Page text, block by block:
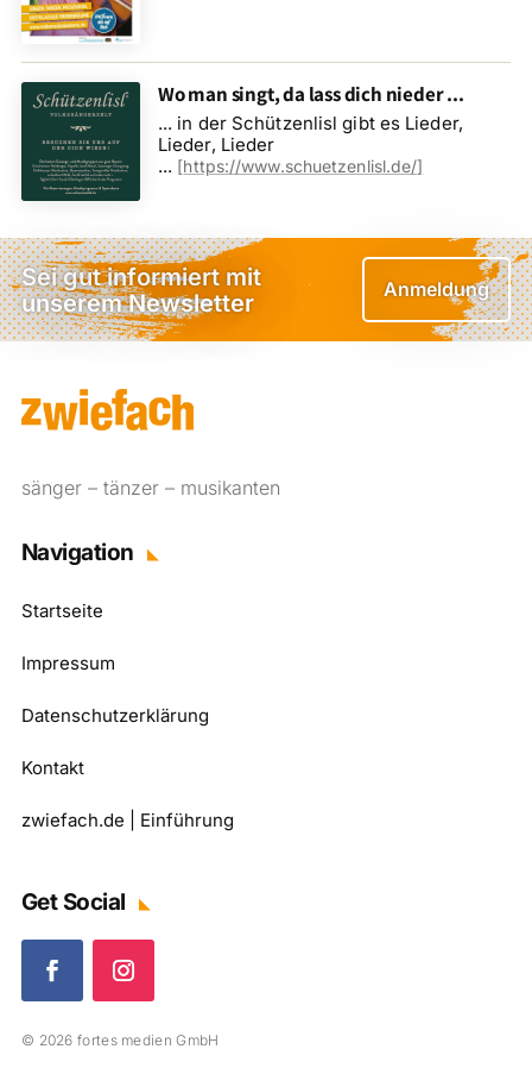
Wo man singt, da lass dich nieder ...
... in der Schützenlisl gibt es Lieder,
Lieder, Lieder
... [https://www.schuetzenlisl.de/]
Sei gut informiert mit
unserem Newsletter
Anmeldung
sänger – tänzer – musikanten
Navigation
Startseite
Impressum
Datenschutzerklärung
Kontakt
zwiefach.de | Einführung
Get Social
© 2026 fortes medien GmbH